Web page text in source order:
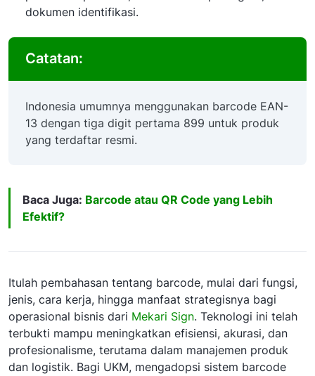
dokumen identifikasi.
Catatan:
Indonesia umumnya menggunakan barcode EAN-
13 dengan tiga digit pertama 899 untuk produk
yang terdaftar resmi.
Baca Juga: Barcode atau QR Code yang Lebih
Efektif?
Itulah pembahasan tentang barcode, mulai dari fungsi,
jenis, cara kerja, hingga manfaat strategisnya bagi
operasional bisnis dari Mekari Sign. Teknologi ini telah
terbukti mampu meningkatkan efisiensi, akurasi, dan
profesionalisme, terutama dalam manajemen produk
dan logistik. Bagi UKM, mengadopsi sistem barcode